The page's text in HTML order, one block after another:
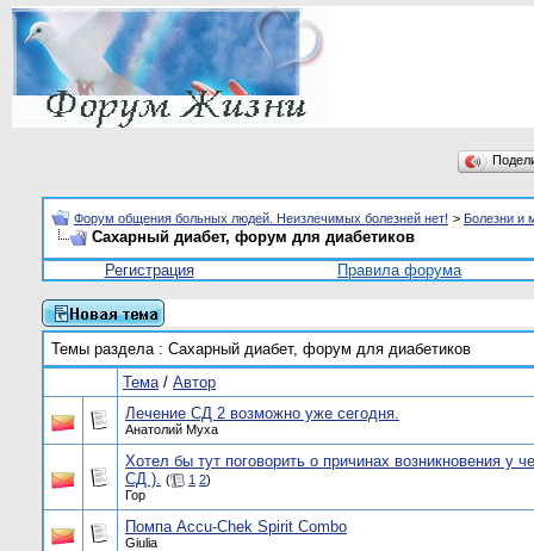
Форум общения больных людей. Неизлечимых болезней нет! > Болезни и
Сахарный диабет, форум для диабетиков
Регистрация
Правила форума
Темы раздела: Сахарный диабет, форум для диабетиков
Тема/ Автор
Лечение СД 2 возможно уже сегодня.
Анатолий Муха
Хотел бы тут поговорить о причинах возникновения у
СД ). ( 1 2)
Гор
Помпа Accu-Chek Spirit Combo
Giulia